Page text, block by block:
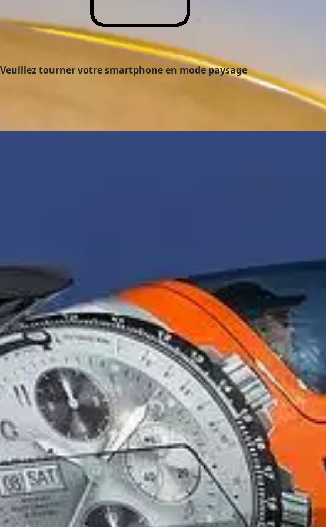
Veuillez tourner votre smartphone en mode paysage